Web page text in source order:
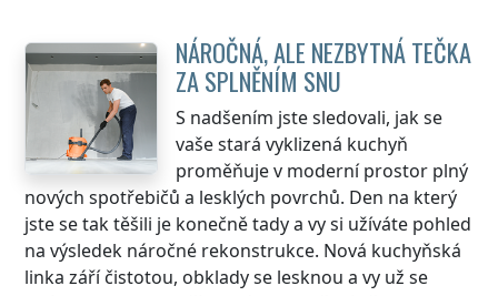
NÁROČNÁ, ALE NEZBYTNÁ TEČKA
ZA SPLNĚNÍM SNU
S nadšením jste sledovali, jak se
vaše stará vyklizená kuchyň
proměňuje v moderní prostor plný
nových spotřebičů a lesklých povrchů. Den na který
jste se tak těšili je konečně tady a vy si užíváte pohled
na výsledek náročné rekonstrukce. Nová kuchyňská
linka září čistotou, obklady se lesknou a vy už se